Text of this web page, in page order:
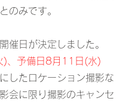
のみです。
催日が決定しました。
)、予備日8月11日(水)
したロケーション撮影な
会に限り撮影のキャンセ